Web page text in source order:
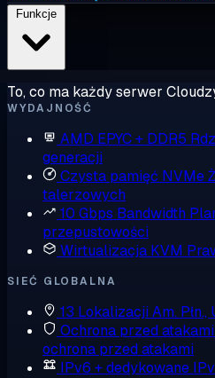
To, co ma każdy serwer
WYDAJNOŚĆ
AMD EPYC + DDR5
generacji
Czysta pamięć NVMe
talerzowych
10 Gbps Bandwidth
przepustowości
Wirtualizacja KVM
SIEĆ GLOBALNA
13 Lokalizacji Am.
Ochrona przed
ochrona przed atakami
IPv6 + dedykowane